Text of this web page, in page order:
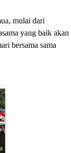
mulai dari
yang baik akan
bersama sama